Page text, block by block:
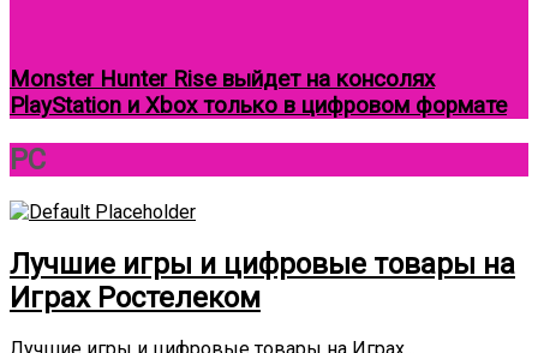
Monster Hunter Rise выйдет на консолях
PlayStation и Xbox только в цифровом формате
Круговой
фокус
PC
Лучшие игры и цифровые товары на
Играх Ростелеком